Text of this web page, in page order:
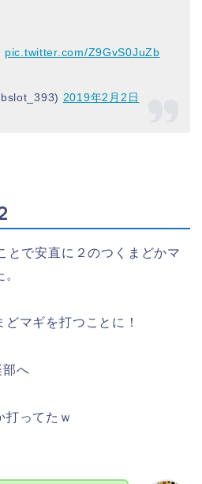
pic.twitter.com/Z9GvS0JuZb
2019年2月2日
とで安直に２のつくまどかマ
マギを打つことに！
部へ
打ってたｗ